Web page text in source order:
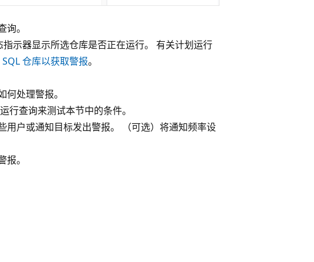
。
示器显示所选仓库是否正在运行。 有关计划运行
仓库以获取警报。
处理警报。
行查询来测试本节中的条件。
用户或通知目标发出警报。 （可选）将通知频率设
。